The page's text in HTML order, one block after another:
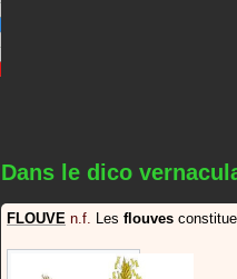
Dans le dico
FLOUVE n.f. Les flouves